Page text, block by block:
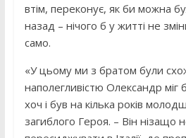
втім, переконує, як би можна
назад – нічого б у житті не
само.
«У цьому ми з братом були
наполегливістю Олександр
хоч і був на кілька років
загиблого Героя. – Він нізащо